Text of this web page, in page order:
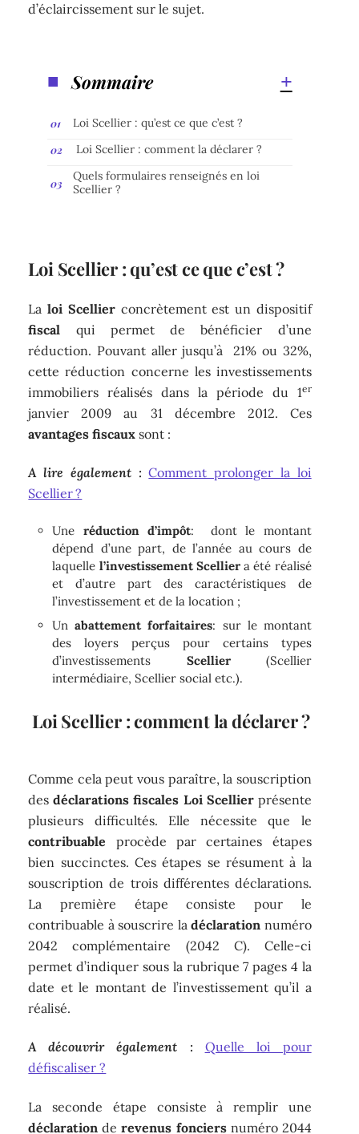
d’éclaircissement sur le sujet.
Sommaire
Loi Scellier : qu’est ce que c’est ?
Loi Scellier : comment la déclarer ?
Quels formulaires renseignés en loi
Scellier ?
Loi Scellier : qu’est ce que c’est ?
Laloi Scellier concrètement est un dispositif
fiscal qui permet de bénéficier d’une
réduction. Pouvant aller jusqu’à 21% ou 32%,
cette réduction concerne les investissements
immobiliers réalisés dans la période du 1er
janvier 2009 au 31 décembre 2012. Ces
avantages fiscaux sont :
A lire également : Comment prolonger la loi
Scellier ?
Une réduction d’impôt: dont le montant
dépend d’une part, de l’année au cours de
laquelle l’investissement Scelliera été réalisé
et d’autre part des caractéristiques de
l’investissement et de la location ;
Unabattement forfaitaires: sur le montant
des loyers perçus pour certains types
d’investissements Scellier(Scellier
intermédiaire, Scellier social etc.).
Loi Scellier: comment la déclarer ?
Comme cela peut vous paraître, la souscription
desdéclarations fiscales Loi Scellierprésente
plusieurs difficultés. Elle nécessite que le
contribuable procède par certaines étapes
bien succinctes. Ces étapes se résument à la
souscription de trois différentes déclarations.
La première étape consiste pour le
contribuable à souscrire ladéclaration numéro
2042 complémentaire (2042 C). Celle-ci
permet d’indiquer sous la rubrique 7 pages 4 la
date et le montant de l’investissement qu’il a
réalisé.
A découvrir également :
Quelle loi pour
défiscaliser ?
La seconde étape consiste à remplir une
déclaration derevenus fonciersnuméro 2044